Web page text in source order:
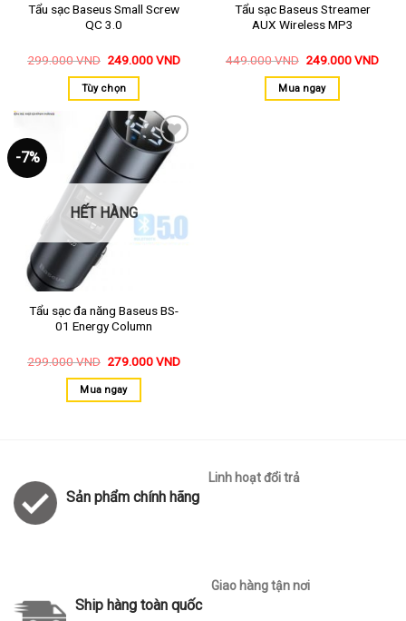
Tẩu sạc Baseus Small Screw
QC 3.0
299.000VND 249.000VND
Tùy chọn
Tẩu sạc Baseus Streamer
AUX Wireless MP3
449.000VND 249.000VND
Mua ngay
-7%
Thêm
HẾT HÀNG
Tẩu sạc đa năng Baseus BS-
01 Energy Column
299.000VND 279.000VND
Mua ngay
Sản phẩm chính hãng
Linh hoạt đổi trả
Ship hàng toàn quốc
Giao hàng tận nơi